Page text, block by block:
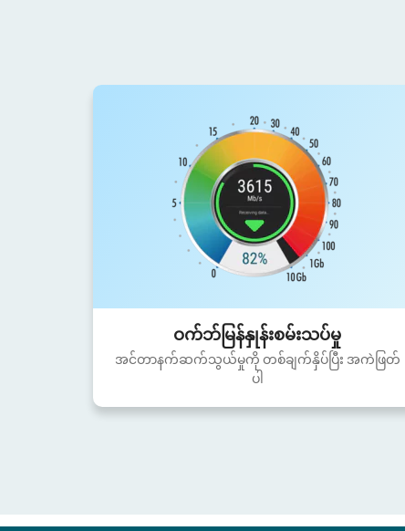
ဝက်ဘ်မြန်နှုန်းစမ်းသပ်မှု
အင်တာနက်ဆက်သွယ်မှုကို တစ်ချက်နှိပ်ပြီး အကဲဖြတ်
ပါ